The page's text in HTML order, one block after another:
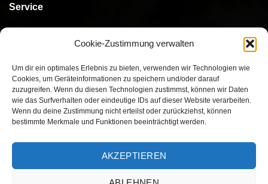
Cookie-Zustimmung verwalten
Um dir ein optimales Erlebnis zu bieten, verwenden wir Technologien wie
Cookies, um Geräteinformationen zu speichern und/oder darauf
zuzugreifen. Wenn du diesen Technologien zustimmst, können wir Daten
wie das Surfverhalten oder eindeutige IDs auf dieser Website verarbeiten.
Wenn du deine Zustimmung nicht erteilst oder zurückziehst, können
bestimmte Merkmale und Funktionen beeinträchtigt werden.
AKZEPTIEREN
Service
Bezahlen
Versand